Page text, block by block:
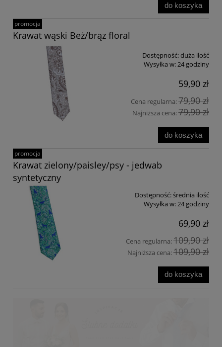
do koszyka
Krawat wąski Beż/brąz floral
Dostępność:duża ilość
Wysyłka w:24 godziny
59,90 zł
Cena regularna:79,90 zł
Najniższa cena:79,90 zł
do koszyka
promocja
Krawat zielony/paisley/psy - jedwab
syntetyczny
Dostępność:średnia ilość
Wysyłka w:24 godziny
69,90 zł
Cena regularna:109,90 zł
Najniższa cena:109,90 zł
do koszyka
promocja